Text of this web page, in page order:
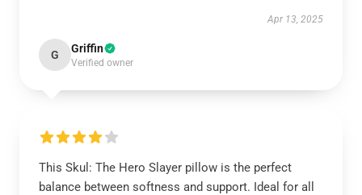
Apr 13, 2025
G Griffin
Verified owner
This Skul: The Hero Slayer pillow is the perfect
balance between softness and support. Ideal for all